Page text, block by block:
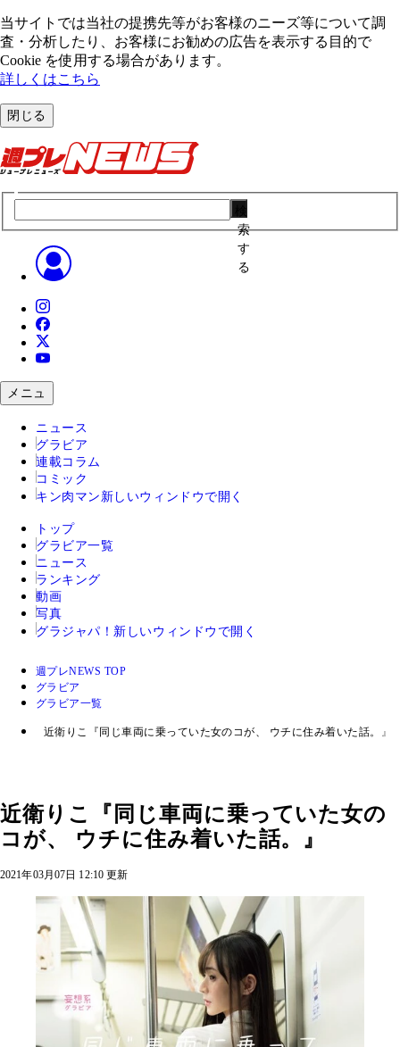
当サイトでは当社の提携先等がお客様のニーズ等について調
査・分析したり、お客様にお勧めの広告を表⽰する⽬的で
Cookie を使⽤する場合があります。
詳しくはこちら
閉じる
索
す
る
メニュ
ニュース
グラビア
連載コラム
コミック
キン肉マン 新しいウィンドウで開く
トップ
グラビア一覧
ニュース
ランキング
動画
写真
グラジャパ！ 新しいウィンドウで開く
週プレNEWS TOP
グラビア
グラビア一覧
近衛りこ『同じ車両に乗っていた女のコが、 ウチに住み着いた話。』
近衛りこ『同じ車両に乗っていた女の
コが、 ウチに住み着いた話。』
2021年03月07日 12:10 更新